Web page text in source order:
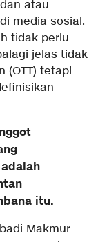
atau
media sosial.
tidak perlu
jelas tidak
(OTT) tetapi
itu.
Makmur